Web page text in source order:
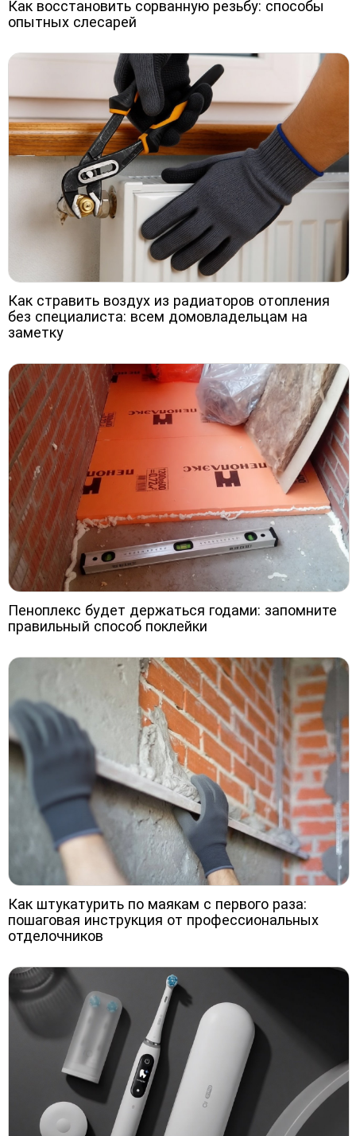
Как восстановить сорванную резьбу: способы
опытных слесарей
Как стравить воздух из радиаторов отопления
без специалиста: всем домовладельцам на
заметку
Пеноплекс будет держаться годами: запомните
правильный способ поклейки
Как штукатурить по маякам с первого раза:
пошаговая инструкция от профессиональных
отделочников